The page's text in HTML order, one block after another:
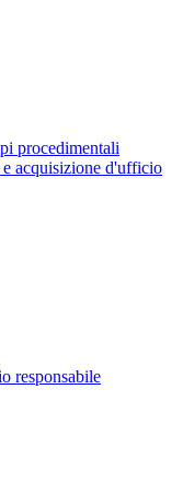
procedimentali
acquisizione d'ufficio
responsabile